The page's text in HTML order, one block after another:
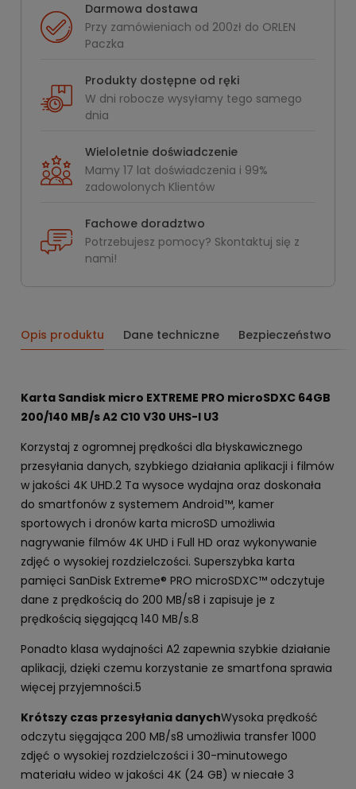
Darmowa dostawa
Przy zamówieniach od 200zł do ORLEN
Paczka
Produkty dostępne od ręki
W dni robocze wysyłamy tego samego
dnia
Wieloletnie doświadczenie
Mamy 17 lat doświadczenia i 99%
zadowolonych Klientów
Fachowe doradztwo
Potrzebujesz pomocy? Skontaktuj się z
nami!
Opis produktu Dane techniczne Bezpieczeństwo
Karta Sandisk micro EXTREME PRO microSDXC 64GB
200/140 MB/s A2 C10 V30 UHS-I U3
Korzystaj z ogromnej prędkości dla błyskawicznego
przesyłania danych, szybkiego działania aplikacji i filmów
w jakości 4K UHD.2 Ta wysoce wydajna oraz doskonała
do smartfonów z systemem Android™, kamer
sportowych i dronów karta microSD umożliwia
nagrywanie filmów 4K UHD i Full HD oraz wykonywanie
zdjęć o wysokiej rozdzielczości. Superszybka karta
pamięci SanDisk Extreme® PRO microSDXC™ odczytuje
dane z prędkością do 200 MB/s8 i zapisuje je z
prędkością sięgającą 140 MB/s.8
Ponadto klasa wydajności A2 zapewnia szybkie działanie
aplikacji, dzięki czemu korzystanie ze smartfona sprawia
więcej przyjemności.5
Krótszy czas przesyłania danychWysoka prędkość
odczytu sięgająca 200 MB/s8 umożliwia transfer 1000
zdjęć o wysokiej rozdzielczości i 30-minutowego
materiału wideo w jakości 4K (24 GB) w niecałe 3